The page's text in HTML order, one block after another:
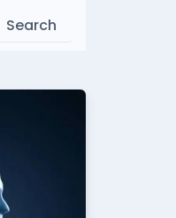
Search